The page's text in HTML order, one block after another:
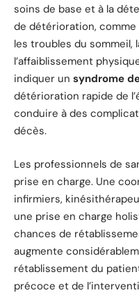
soins de base et à la
de détérioration, comme
les troubles du sommeil,
l’affaiblissement
indiquer un syndrome
détérioration rapide de
conduire à des
décès.
Les professionnels de
prise en charge. Une
infirmiers,
une prise en charge
chances de
augmente
rétablissement du
précoce et de